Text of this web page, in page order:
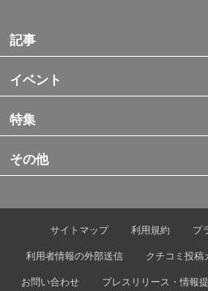
記事
イベント
特集
その他
サイトマップ 利用規約
プ
利用者情報の外部送信
クチコミ投稿
お問い合わせ
プレスリリース・情報